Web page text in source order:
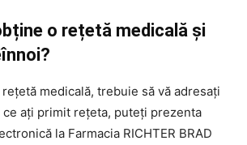
o rețetă medicală și
medicală, trebuie să vă adresați
ce ați primit rețeta, puteți prezenta
la Farmacia RICHTER BRAD